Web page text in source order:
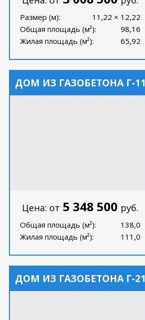
Размер (м):
11,22 × 12,22
Общая площадь (м²):
98,16
Жилая площадь (м²):
65,92
ДОМ ИЗ ГАЗОБЕТОНА Г-11
Цена: от 5 348 500 руб.
Общая площадь (м²):
138,0
Жилая площадь (м²):
111,0
ДОМ ИЗ ГАЗОБЕТОНА Г-21